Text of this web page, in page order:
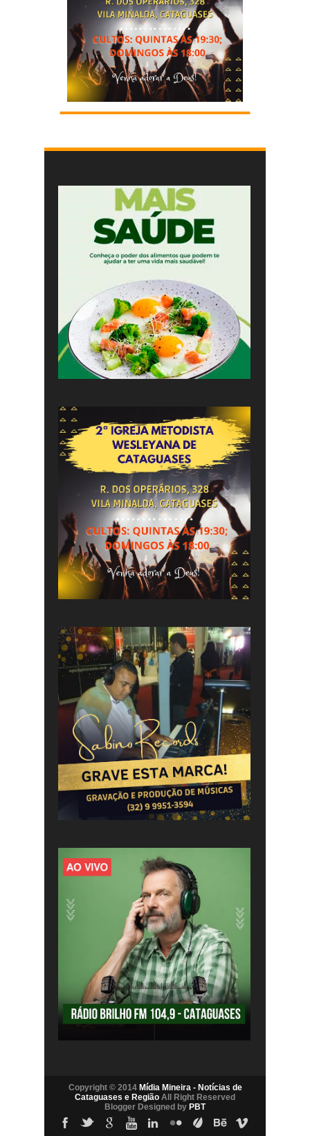
Copyright © 2014 Mídia Mineira - Notícias de
Cataguases e Região All Right Reserved
Blogger Designed by PBT